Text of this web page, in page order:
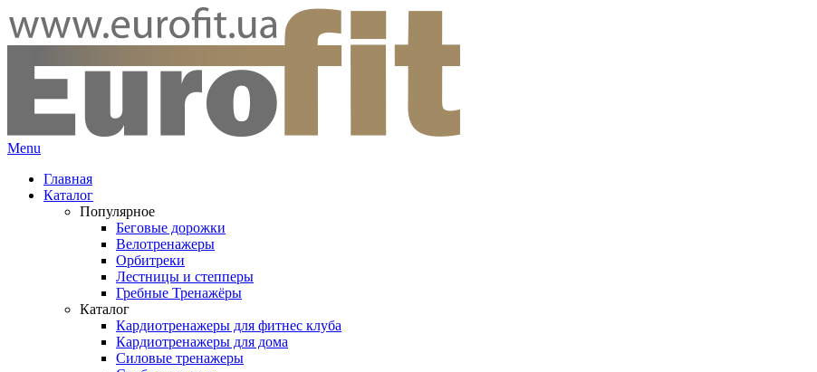
Menu
Главная
Каталог
Популярное
Беговые дорожки
Велотренажеры
Орбитреки
Лестницы и степперы
Гребные Тренажёры
Каталог
Кардиотренажеры для фитнес клуба
Кардиотренажеры для дома
Силовые тренажеры